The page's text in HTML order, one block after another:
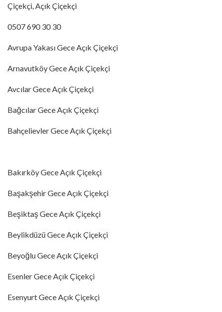
Çiçekçi, Açık Çiçekçi
0507 690 30 30
Avrupa Yakası Gece Açık Çiçekçi
Arnavutköy Gece Açık Çiçekçi
Avcılar Gece Açık Çiçekçi
Bağcılar Gece Açık Çiçekçi
Bahçelievler Gece Açık Çiçekçi
Bakırköy Gece Açık Çiçekçi
Başakşehir Gece Açık Çiçekçi
Beşiktaş Gece Açık Çiçekçi
Beylikdüzü Gece Açık Çiçekçi
Beyoğlu Gece Açık Çiçekçi
Esenler Gece Açık Çiçekçi
Esenyurt Gece Açık Çiçekçi